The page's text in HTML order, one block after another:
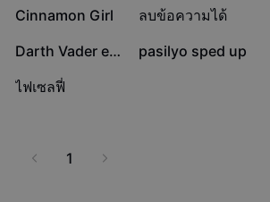
2.0 Launch
2.9K
Cinnamon Girl 2.2K
ลบข้อความได้
413 Darth Vader edit 281
pasilyo sped up
57
ไฟเซลฟี่
1